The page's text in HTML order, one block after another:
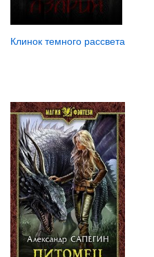
Клинок темного рассвета